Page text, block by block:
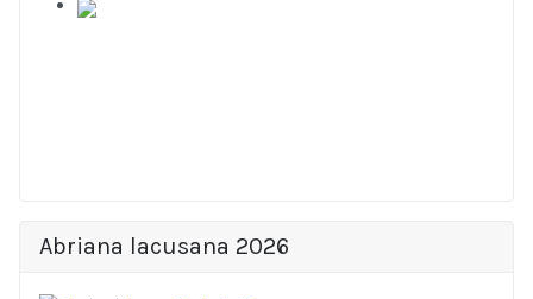
Abriana lacusana 2026